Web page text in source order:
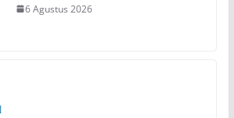
6 Agustus 2026